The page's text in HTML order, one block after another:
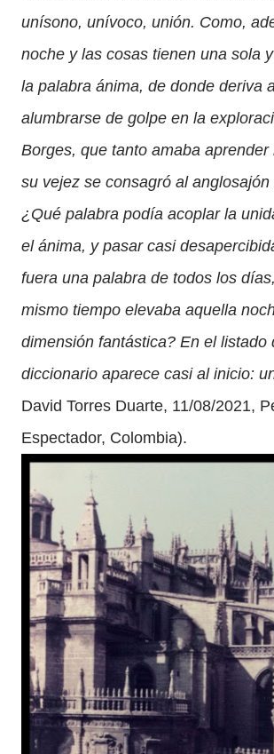
unísono, unívoco, unión. Como,
noche y las cosas tienen una sola
la palabra ánima, de donde deriva
alumbrarse de golpe en la
Borges, que tanto amaba aprender
su vejez se consagró al anglosajón
¿Qué palabra podía acoplar la
el ánima, y pasar casi
fuera una palabra de todos los
mismo tiempo elevaba aquella
dimensión fantástica? En el listado
diccionario aparece casi al inicio:
David Torres Duarte, 11/08/2021,
Espectador, Colombia).